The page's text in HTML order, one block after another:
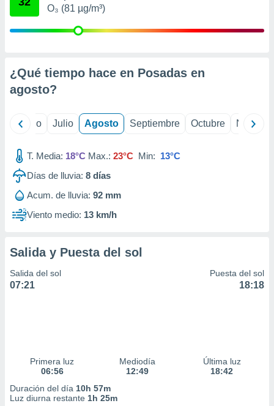
mediante
publicidad
publicidad
1199
O₃ (81 µg/m³)
¿Qué tiempo hace en Posadas en
agosto?
Junio Julio Agosto Septiembre Octubre
T. Media: 18°C Max.: 23°C Min: 13°C
Días de lluvia: 8 días
Acum. de lluvia: 92 mm
Viento medio: 13 km/h
Salida y Puesta del sol
Salida del sol
07:21
Puesta del sol
18:18
Primera luz
06:56
Mediodía
12:49
Última luz
18:42
Duración del día 10h 57m
Luz diurna restante 1h 25m